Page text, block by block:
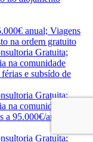
anual; Viagens
na ordem gratuito
Gratuita;
na comunidade
e subsído de
Gratuita;
na comunidade
a 95.000€/ano; férias
Gratuita;